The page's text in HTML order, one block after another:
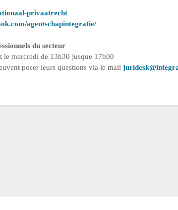
privaatrecht
agentschapintegratie/
du secteur
le mercredi de 13h30 jusque 17h00
poser leurs questions via le mail